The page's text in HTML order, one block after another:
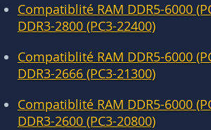
Compatiblité RAM DDR5-6000
DDR3-2800 (PC3-22400)
Compatiblité RAM DDR5-6000
DDR3-2666 (PC3-21300)
Compatiblité RAM DDR5-6000
DDR3-2600 (PC3-20800)